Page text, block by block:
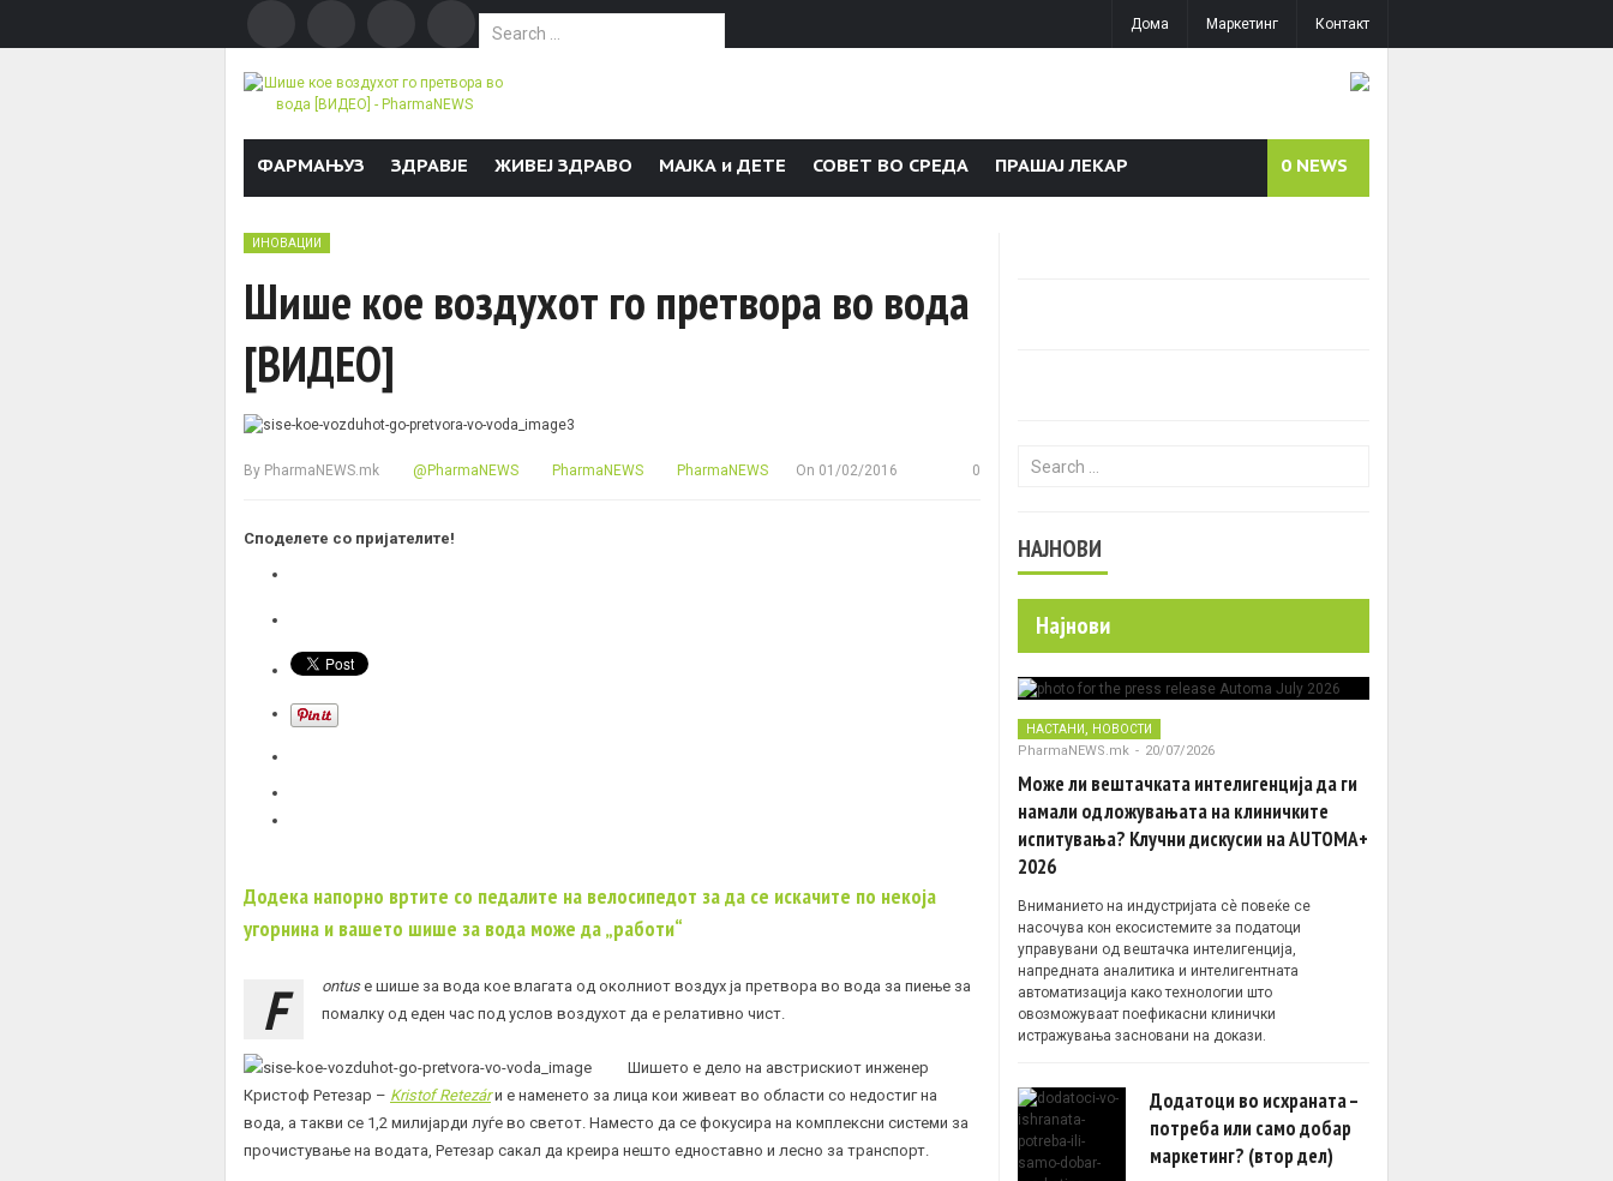
Search for:
Дома Маркетинг Контакт
ФАРМАЊУЗ ЗДРАВЈЕ ЖИВЕЈ ЗДРАВО МАЈКА и ДЕТЕ СОВЕТ ВО СРЕДА ПРАШАЈ ЛЕКАР 0 NEWS
ИНОВАЦИИ
Шише кое воздухот го претвора во вода
[ВИДЕО]
By PharmaNEWS.mk @PharmaNEWS PharmaNEWS PharmaNEWS On 01/02/2016 0
Споделете со пријателите!
Додека напорно вртите со педалите на велосипедот за да се искачите по некоја
угорнина и вашето шише за вода може да „работи“
F ontusе шише за вода кое влагата од околниот воздух ја претвора во вода за пиење за
помалку од еден час под услов воздухот да е релативно чист.
Шишето е дело на австрискиот инженер
Кристоф Ретезар – Kristof Retezárи е наменето за лица кои живеат во области со недостиг на
вода, а такви се 1,2 милијарди луѓе во светот. Наместо да се фокусира на комплексни системи за
прочистување на водата, Ретезар сакал да креира нешто едноставно и лесно за транспорт.
Search for:
НАЈНОВИ
Најнови
НАСТАНИ , НОВОСТИ
PharmaNEWS.mk - 20/07/2026
Може ли вештачката интелигенција да ги
намали одложувањата на клиничките
испитувања? Клучни дискусии на AUTOMA+
2026
Вниманието на индустријата сè повеќе се
насочува кон екосистемите за податоци
управувани од вештачка интелигенција,
напредната аналитика и интелигентната
автоматизација како технологии што
овозможуваат поефикасни клинички
истражувања засновани на докази.
Додатоци во исхраната –
потреба или само добар
маркетинг? (втор дел)